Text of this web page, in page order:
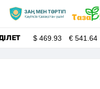
$469.93 €541.64